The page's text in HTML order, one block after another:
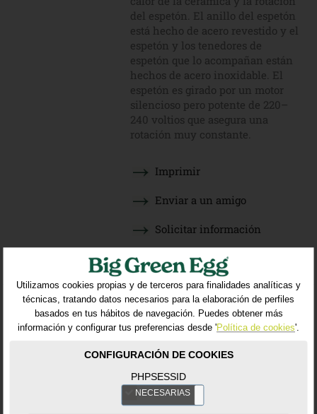
del espetón. El anillo del espetón
está hecho de acero revestido y el
espetón y los tenedores de
espetón que lo acompañan están
hechos de acero inoxidable. El
espetón es girado por un motor
silencioso pero potente de 220–
240 voltios que asegura una
rotación muy constante.
Imprimir
Enviar a un amigo
Solicitar información
VOLVER AL LISTADO
Utilizamos cookies propias y de terceros para finalidades analíticas y
técnicas, tratando datos necesarios para la elaboración de perfiles
basados en tus hábitos de navegación. Puedes obtener más
información y configurar tus preferencias desde 'Política de cookies'.
CONFIGURACIÓN DE COOKIES
PHPSESSID
NECESARIAS